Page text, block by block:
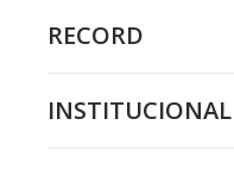
RECORD
INSTITUCIONAL